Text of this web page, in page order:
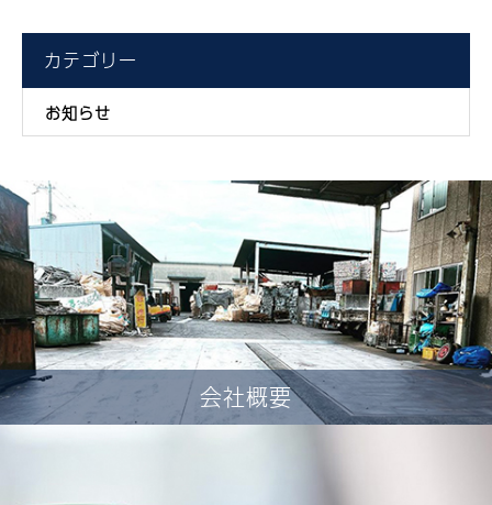
カテゴリー
お知らせ
会社概要